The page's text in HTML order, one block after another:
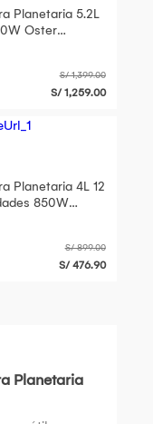
Planetaria 5.2L
Oster
S/ 1,399.00
S/ 1,259.00
Planetaria 4L 12
850W
S/ 899.00
S/ 476.90
Planetaria